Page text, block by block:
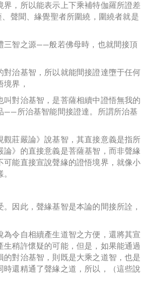
，所以能表示上下乘補特伽羅所證差
聲聞、緣覺聖者所圍繞，圍繞者就是
三智之源——般若佛母時，也就間接頂
治基智，所以就能間接證達墮于任何
界，
對治基智，是菩薩相續中證悟無我的
——所治基智能間接證達。所謂所治基
莊嚴論》說基智，其直接意義是指所
》的直接意義是菩薩基智，而非聲緣
能直接宣說聲緣的證悟境界，就像小
因此，聲緣基智是本論的間接所詮，
令自相續產生道智之方便，還將其宣
稍許懷疑的可能，但是，如果能通過
對治基智，則既是大乘之道智，也是
還精通了聲緣之道，所以，（這些說